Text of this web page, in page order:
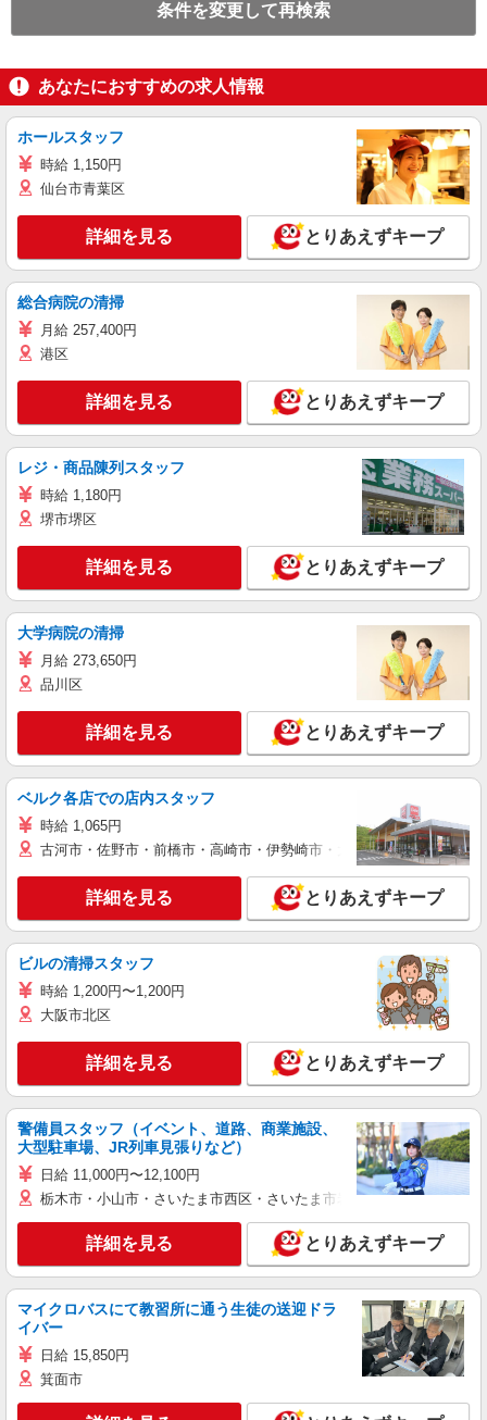
条件を変更して再検索
あなたにおすすめの求人情報
ホールスタッフ
時給 1,150円
仙台市青葉区
詳細を見る とりあえずキープ
総合病院の清掃
月給 257,400円
港区
詳細を見る とりあえずキープ
レジ・商品陳列スタッフ
時給 1,180円
堺市堺区
詳細を見る とりあえずキープ
大学病院の清掃
月給 273,650円
品川区
詳細を見る とりあえずキープ
ベルク各店での店内スタッフ
時給 1,065円
古河市・佐野市・前橋市・高崎市・伊勢崎市・太田市・館林市・藤
詳細を見る とりあえずキープ
ビルの清掃スタッフ
時給 1,200円〜1,200円
大阪市北区
詳細を見る とりあえずキープ
警備員スタッフ（イベント、道路、商業施設、
大型駐車場、JR列車見張りなど）
日給 11,000円〜12,100円
栃木市・小山市・さいたま市西区・さいたま市岩槻区・久喜市・蓮田
詳細を見る とりあえずキープ
マイクロバスにて教習所に通う生徒の送迎ドラ
イバー
日給 15,850円
箕面市